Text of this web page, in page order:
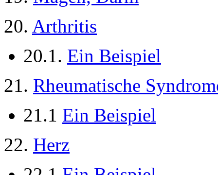
20. Arthritis
20.1. Ein Beispiel
21. Rheumatische
21.1 Ein Beispiel
22. Herz